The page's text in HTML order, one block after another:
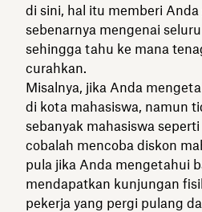
di sini, hal itu memberi
sebenarnya mengenai
sehingga tahu ke mana
curahkan.
Misalnya, jika Anda
di kota mahasiswa, namun
sebanyak mahasiswa
cobalah mencoba diskon
pula jika Anda mengetahui
mendapatkan kunjungan
pekerja yang pergi pulang